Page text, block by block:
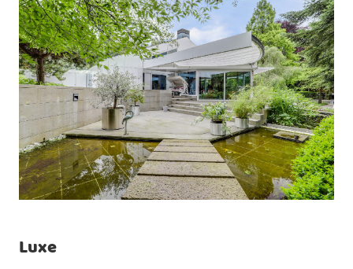
Luxe